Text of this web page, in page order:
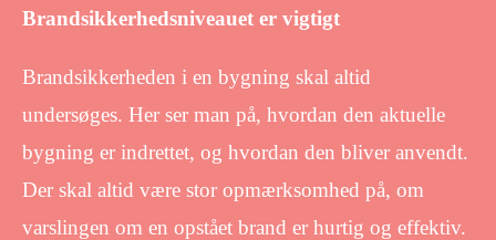
Brandsikkerhedsniveauet er vigtigt
Brandsikkerheden i en bygning skal altid
undersøges. Her ser man på, hvordan den aktuelle
bygning er indrettet, og hvordan den bliver anvendt.
Der skal altid være stor opmærksomhed på, om
varslingen om en opstået brand er hurtig og effektiv.